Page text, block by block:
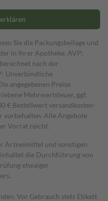
Sie die Packungsbeilage und
in Ihrer Apotheke. AVP:
nach der
Unverbindliche
angegebenen Preise
Mehrwertsteuer, ggf.
€ Bestell­wert versand­kosten­
vorbehalten. Alle Angebote
Vorrat reicht.
Arzneimittel und sonstigen
die Durchführung von
etwaiger
Vor Gebrauch stets Etikett